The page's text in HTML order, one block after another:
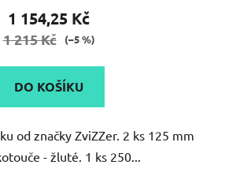
produktu
je
5
1 154,25 Kč
1 215 Kč (–5 %)
DO KOŠÍKU
od značky ZviZZer. 2 ks 125 mm
- žluté. 1 ks 250...